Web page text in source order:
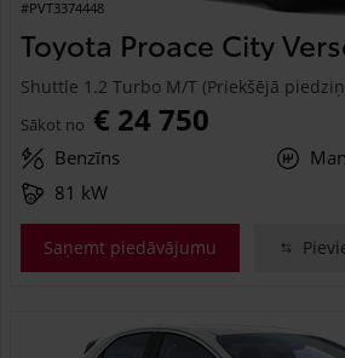
#PVT3374448
Toyota Proace City
Shuttle 1.2 Turbo M/T (Priekšējā
Sākot no € 24 750
Benzīns
81 kW
Saņemt piedāvājumu